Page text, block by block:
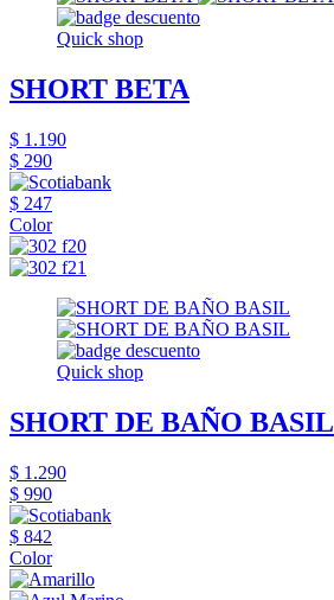
Quick shop
SHORT BETA
$ 1.190
$ 290
$ 247
Color
Quick shop
SHORT DE BAÑO BASIL
$ 1.290
$ 990
$ 842
Color